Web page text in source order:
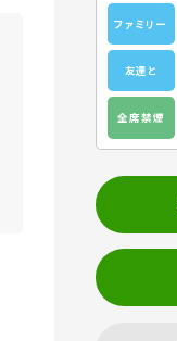
ファミリー
友達と
全席禁煙